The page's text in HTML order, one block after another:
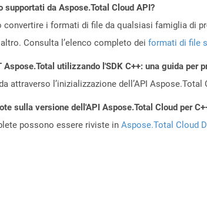
da Aspose.Total Cloud API?
i formati di file da qualsiasi famiglia di
altro. Consulta l’elenco completo dei formati di file
Aspose.Total utilizzando l'SDK C++: una guida per
attraverso l’inizializzazione dell’API
sulla versione dell'API Aspose.Total Cloud per
possono essere riviste in Aspose.Total Cloud